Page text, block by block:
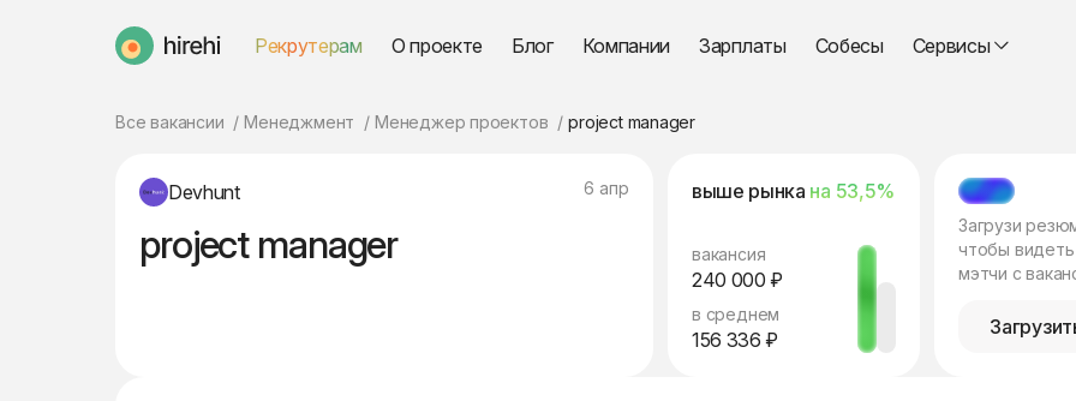
HireHi Рекрутерам О проекте Блог Компании Зарплаты Собесы Сервисы
Все вакансии Менеджмент Менеджер проектов project manager
Devhunt 6 апр
project manager
выше рынка на 53,5%
вакансия
240 000 ₽
в среднем
156 336 ₽
МЭТЧ
Загрузи
чтобы видеть
мэтчи с